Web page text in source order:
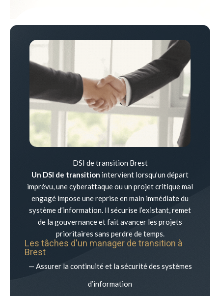
DSI de transition Brest
Un DSI de transition intervient lorsqu’un départ
imprévu, une cyberattaque ou un projet critique mal
engagé impose une reprise en main immédiate du
système d’information. Il sécurise l’existant, remet
de la gouvernance et fait avancer les projets
prioritaires sans perdre de temps.
Les tâches d'un manager de transition à
Brest
— Assurer la continuité et la sécurité des systèmes
d’information